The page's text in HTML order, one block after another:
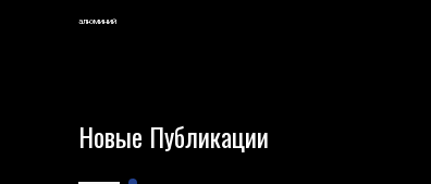
алюминий
Новые Публикации